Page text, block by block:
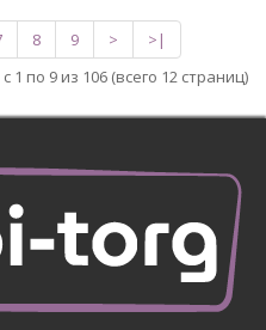
8 9 >
>|
1 по 9 из 106 (всего 12 страниц)